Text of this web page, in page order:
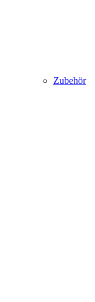
Zubehör